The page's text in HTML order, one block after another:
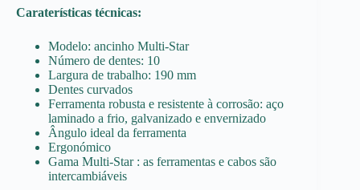
Caraterísticas técnicas:
Modelo: ancinho Multi-Star
Número de dentes: 10
Largura de trabalho: 190 mm
Dentes curvados
Ferramenta robusta e resistente à corrosão: aço
laminado a frio, galvanizado e envernizado
Ângulo ideal da ferramenta
Ergonómico
Gama Multi-Star : as ferramentas e cabos são
intercambiáveis